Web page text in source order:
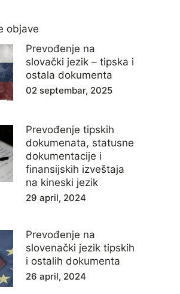
objave
Prevođenje na
slovački jezik – tipska i
ostala dokumenta
02 septembar, 2025
Prevođenje tipskih
dokumenata, statusne
dokumentacije i
finansijskih izveštaja
na kineski jezik
29 april, 2024
Prevođenje na
slovenački jezik tipskih
i ostalih dokumenta
26 april, 2024